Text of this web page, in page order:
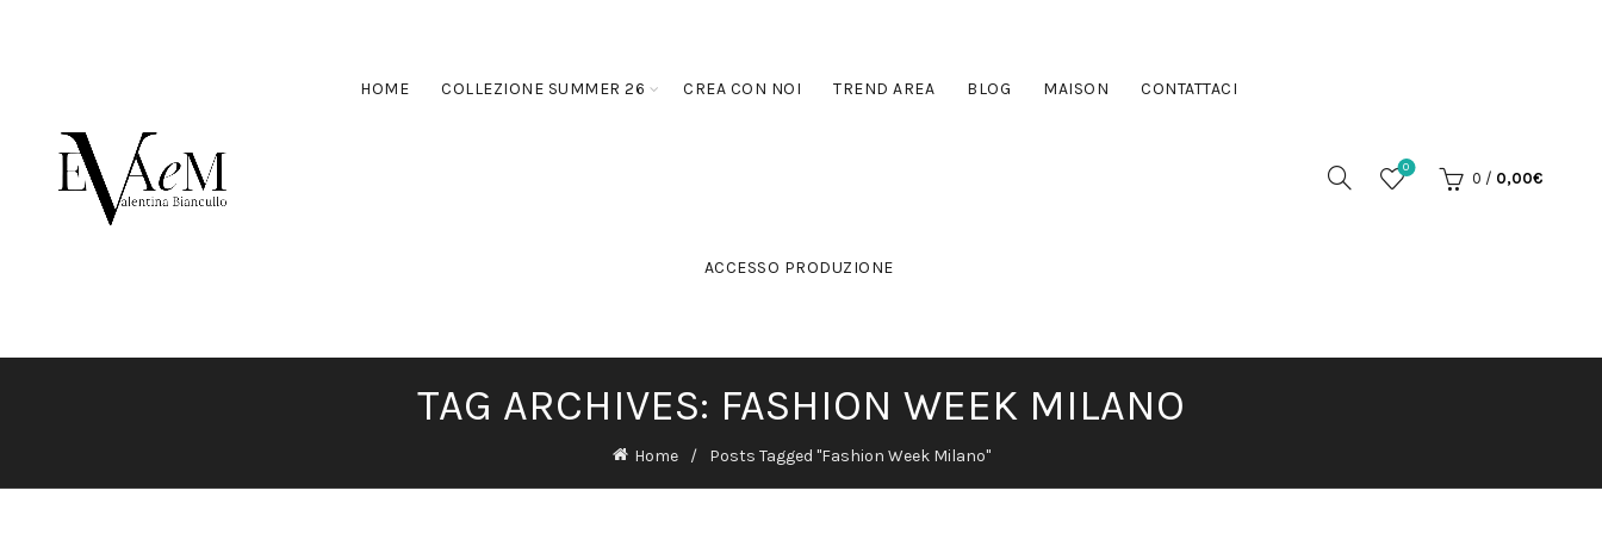
HOME COLLEZIONE SUMMER 26 CREA CON NOI TREND AREA BLOG MAISON CONTATTACI
ACCESSO PRODUZIONE
0
0 / 0,00€
TAG ARCHIVES: FASHION WEEK MILANO
Home Posts Tagged "Fashion Week Milano"